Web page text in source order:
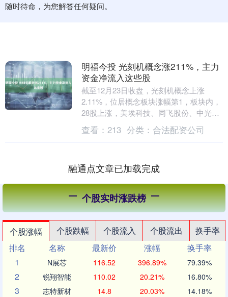
随时待命，为您解答任何疑问。
明福今投 光刻机概念涨211%，主力
资金净流入这些股
截至12月23日收盘，光刻机概念上涨
2.11%，位居概念板块涨幅第1，板块内，
28股上涨，美埃科技、同飞股份、中光防
雷等20%涨停，珂玛科技、腾景科技、茂
莱光学....
查看： 213 分类： 合法配资公司
融通点文章已加载完成
个股实时涨跌榜
个股涨幅 个股跌幅 个股流入 个股流出
换手率
排名
名称 最新价 涨幅
换手率
1
N展芯 116.52 396.89% 79.39%
2 锐翔智能 110.02 20.21% 16.80%
3 志特新材 14.8 20.03% 14.18%